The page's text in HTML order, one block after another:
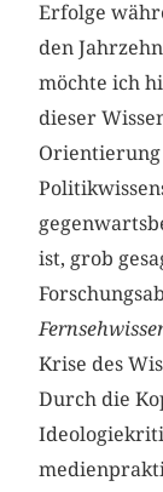
Erfolge
den
möchte ich
dieser
Orientierung
ist, grob
Krise des
Durch die